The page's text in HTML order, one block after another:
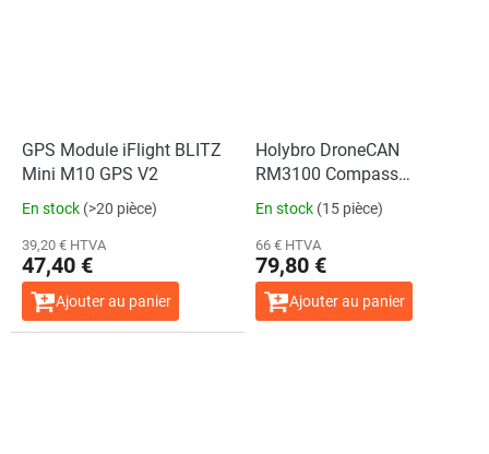
GPS Module iFlight BLITZ
Mini M10 GPS V2
En stock (>20 pièce)
39,20 € HTVA
47,40 €
Ajouter au panier
Holybro DroneCAN
RM3100 Compass
Module(42cm)
En stock (15 pièce)
66 € HTVA
79,80 €
Ajouter au panier